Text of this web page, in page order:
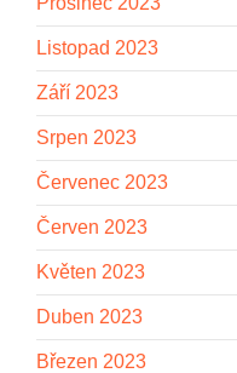
Listopad 2023
Září 2023
Srpen 2023
Červenec 2023
Červen 2023
Květen 2023
Duben 2023
Březen 2023